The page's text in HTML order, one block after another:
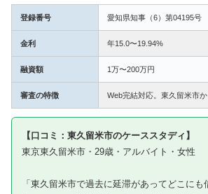
登録番号 愛知県知事（6）第04195号
金利 年15.0〜19.94%
融資額 1万〜200万円
審査の特徴 Web完結対応。東久留米市
【口コミ：東久留米市のケーススタディ】
東京東久留米市・29歳・アルバイト・女性
「東久留米市で過去に延滞があってどこにも